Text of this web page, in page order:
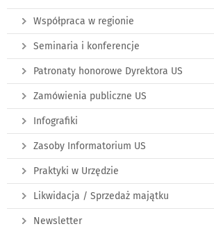
Współpraca w regionie
Seminaria i konferencje
Patronaty honorowe Dyrektora US
Zamówienia publiczne US
Infografiki
Zasoby Informatorium US
Praktyki w Urzędzie
Likwidacja / Sprzedaż majątku
Newsletter